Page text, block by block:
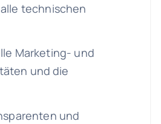
technischen
Marketing- und
und die
und